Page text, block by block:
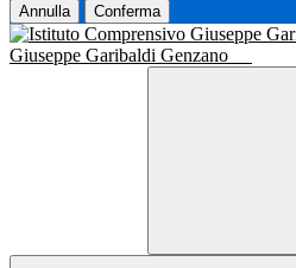
Annulla Conferma
Giuseppe Garibaldi Genzano